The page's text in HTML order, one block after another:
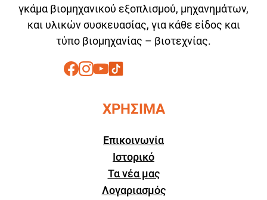
γκάμα βιομηχανικού εξοπλισμού, μηχανημάτων,
και υλικών συσκευασίας, για κάθε είδος και
τύπο βιομηχανίας – βιοτεχνίας.
ΧΡΗΣΙΜΑ
Επικοινωνία
Ιστορικό
Τα νέα μας
Λογαριασμός